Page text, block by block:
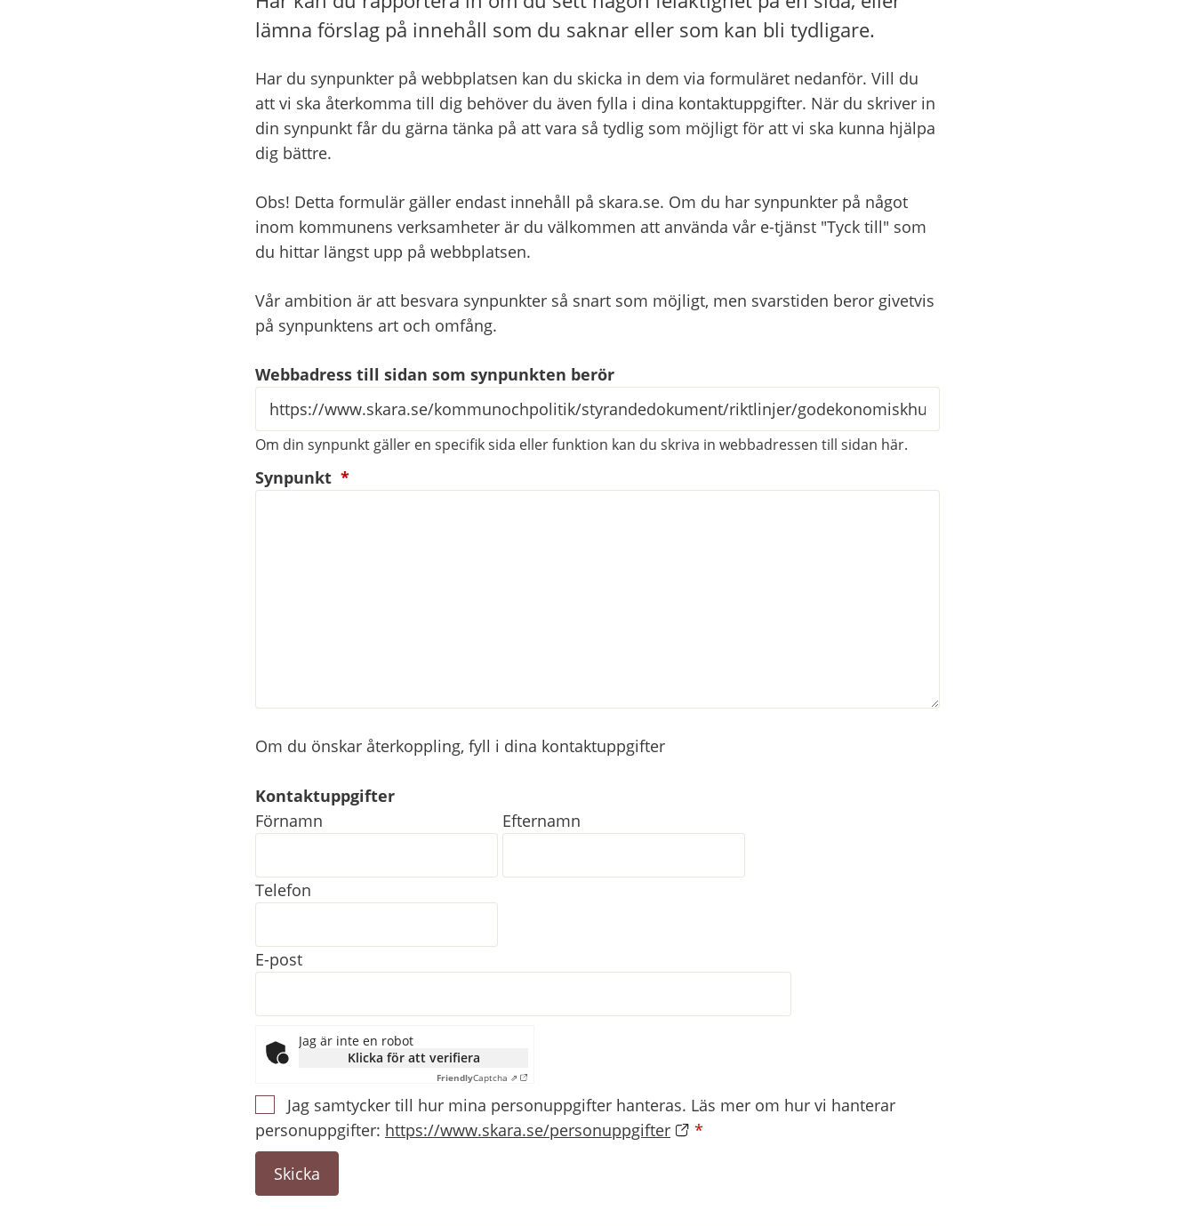
lämna förslag på innehåll som du saknar eller som kan bli tydligare.
Har du synpunkter på webbplatsen kan du skicka in dem via formuläret nedanför. Vill du
att vi ska återkomma till dig behöver du även fylla i dina kontaktuppgifter. När du skriver in
din synpunkt får du gärna tänka på att vara så tydlig som möjligt för att vi ska kunna hjälpa
dig bättre.
Obs! Detta formulär gäller endast innehåll på skara.se. Om du har synpunkter på något
inom kommunens verksamheter är du välkommen att använda vår e-tjänst "Tyck till" som
du hittar längst upp på webbplatsen.
Vår ambition är att besvara synpunkter så snart som möjligt, men svarstiden beror givetvis
på synpunktens art och omfång.
Webbadress till sidan som synpunkten berör
Om din synpunkt gäller en specifik sida eller funktion kan du skriva in webbadressen till sidan här.
Synpunkt *(obligatorisk)
Om du önskar återkoppling, fyll i dina kontaktuppgifter
Kontaktuppgifter
Kontaktuppgifter
Förnamn Efternamn
Telefon
E-post
Jag är inte en robot
Klicka för att verifiera
FriendlyCaptcha ⇗
Jag samtycker till hur mina personuppgifter hanteras. Läs mer om hur vi hanterar
personuppgifter: https://www.skara.se/personuppgifter *